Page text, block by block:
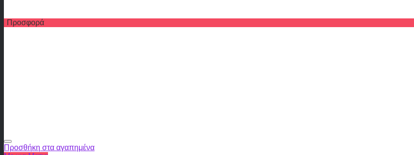
Προσφορά
Προσθήκη στα αγαπημένα